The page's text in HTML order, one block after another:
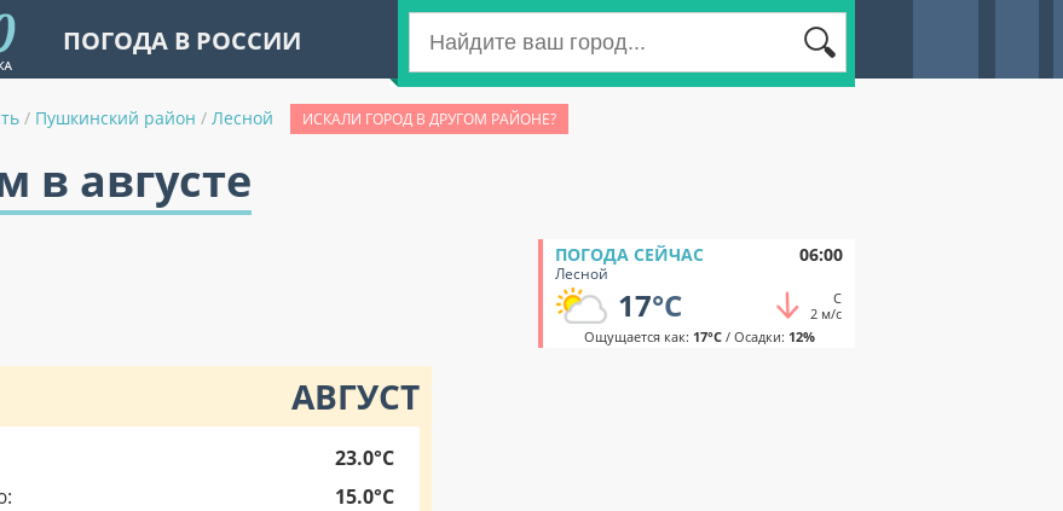
ПОГОДА В РОССИИ
/ Пушкинский район / Лесной ИСКАЛИ ГОРОД В ДРУГОМ РАЙОНЕ?
в августе
ПОГОДА СЕЙЧАС 06:00
Лесной
17°C
С
2 м/с
Ощущается как: 17°C/ Осадки: 12%
АВГУСТ
23.0°C
15.0°C